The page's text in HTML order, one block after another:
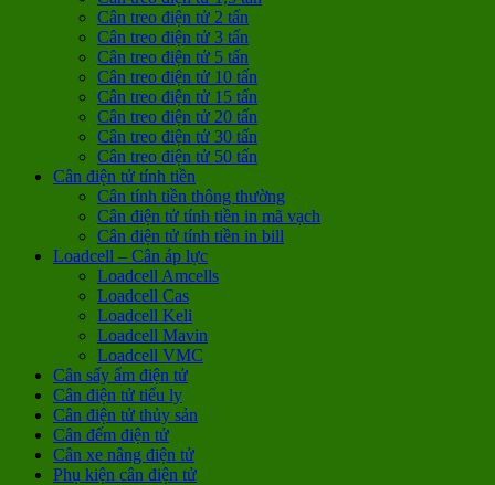
Cân treo điện tử 2 tấn
Cân treo điện tử 3 tấn
Cân treo điện tử 5 tấn
Cân treo điện tử 10 tấn
Cân treo điện tử 15 tấn
Cân treo điện tử 20 tấn
Cân treo điện tử 30 tấn
Cân treo điện tử 50 tấn
Cân điện tử tính tiền
Cân tính tiền thông thường
Cân điện tử tính tiền in mã vạch
Cân điện tử tính tiền in bill
Loadcell – Cân áp lực
Loadcell Amcells
Loadcell Cas
Loadcell Keli
Loadcell Mavin
Loadcell VMC
Cân sấy ẩm điện tử
Cân điện tử tiểu ly
Cân điện tử thủy sản
Cân đếm điện tử
Cân xe nâng điện tử
Phụ kiện cân điện tử